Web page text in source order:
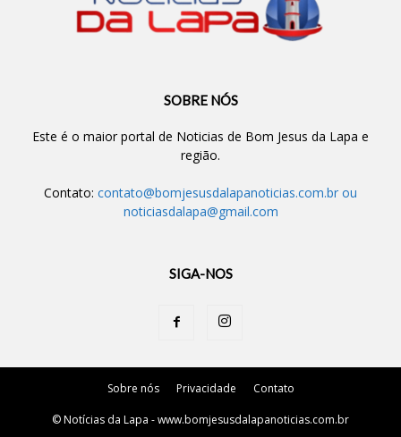
SOBRE NÓS
Este é o maior portal de Noticias de Bom Jesus da Lapa e
região.
Contato: contato@bomjesusdalapanoticias.com.br ou
noticiasdalapa@gmail.com
SIGA-NOS
Sobre nós Privacidade Contato
© Notícias da Lapa - www.bomjesusdalapanoticias.com.br